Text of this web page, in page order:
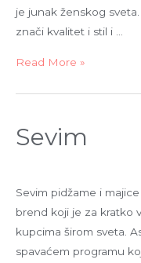
je junak ženskog
znači kvalitet i stil i …
Read More »
Sevim
Sevim pidžame i
brend koji je za kratko
kupcima širom sveta.
spavaćem programu